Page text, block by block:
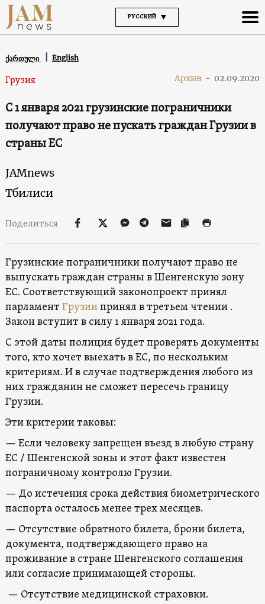
РУССКИЙ
ქართული English
Грузия Архив - 02.09.2020
С 1 января 2021 грузинские пограничники
получают право не пускать граждан Грузии в
страны ЕС
JAMnews
Тбилиси
Поделиться
Грузинские пограничники получают право не
выпускать граждан страны в Шенгенскую зону
ЕС. Соответствующий законопроект принял
парламент Грузиипринял в третьем чтении .
Закон вступит в силу 1 января 2021 года.
С этой даты полиция будет проверять документы
того, кто хочет выехать в ЕС, по нескольким
критериям. И в случае подтверждения любого из
них гражданин не сможет пересечь границу
Грузии.
Эти критерии таковы:
— Если человеку запрещен въезд в любую страну
ЕС / Шенгенской зоны и этот факт известен
пограничному контролю Грузии.
— До истечения срока действия биометрического
паспорта осталось менее трех месяцев.
— Отсутствие обратного билета, брони билета,
документа, подтверждающего право на
проживание в стране Шенгенского соглашения
или согласие принимающей стороны.
— Отсутствие медицинской страховки.